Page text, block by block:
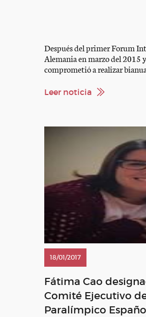
Después del primer Forum
Alemania en marzo del 2015
comprometió a realizar
(Costwolds, Gran Bretaña) el
Leer noticia
18/01/2017
Fátima Cao
Comité Ejecutivo
Paralímpico